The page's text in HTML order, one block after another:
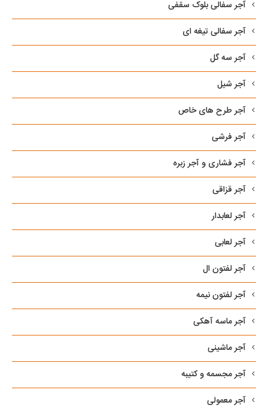
آجر سفالی بلوک سقفی
آجر سفالی تیغه ای
آجر سه گل
آجر شیل
آجر طرح های خاص
آجر فرشی
آجر فشاری و آجر زبره
آجر قزاقی
آجر لعابدار
آجر لعابی
آجر لفتون ال
آجر لفتون نیمه
آجر ماسه آهکی
آجر ماشینی
آجر مجسمه و کتیبه
آجر معمولی